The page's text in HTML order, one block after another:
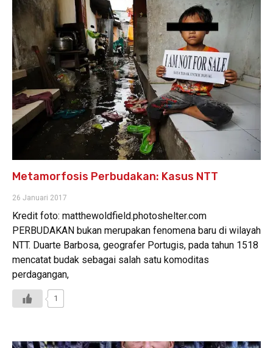
Metamorfosis Perbudakan: Kasus NTT
26 Januari 2017
Kredit foto: matthewoldfield.photoshelter.com
PERBUDAKAN bukan merupakan fenomena baru di wilayah
NTT. Duarte Barbosa, geografer Portugis, pada tahun 1518
mencatat budak sebagai salah satu komoditas
perdagangan,
1